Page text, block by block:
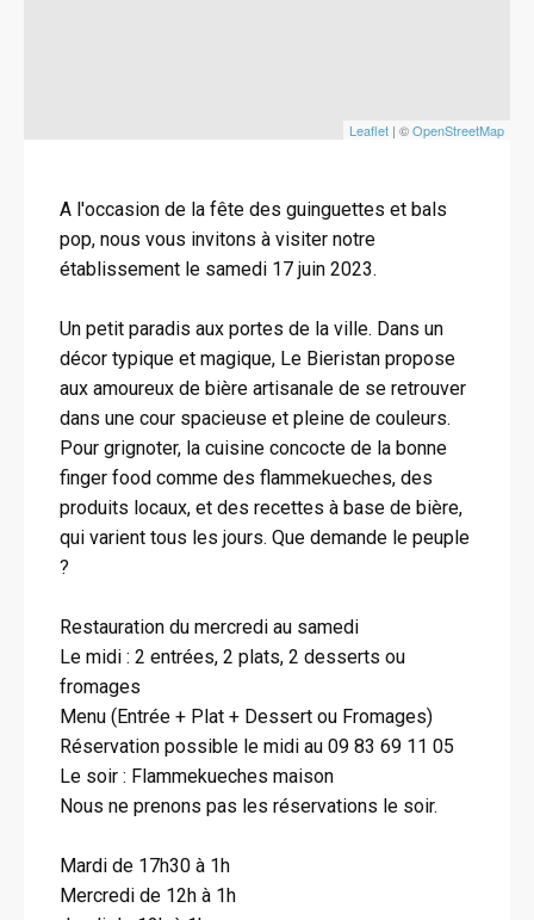
Leaflet | ©OpenStreetMap
A l'occasion de la fête des guinguettes et bals
pop, nous vous invitons à visiter notre
établissement le samedi 17 juin 2023.
Un petit paradis aux portes de la ville. Dans un
décor typique et magique, Le Bieristan propose
aux amoureux de bière artisanale de se retrouver
dans une cour spacieuse et pleine de couleurs.
Pour grignoter, la cuisine concocte de la bonne
finger food comme des flammekueches, des
produits locaux, et des recettes à base de bière,
qui varient tous les jours. Que demande le peuple
?
Restauration du mercredi au samedi
Le midi : 2 entrées, 2 plats, 2 desserts ou
fromages
Menu (Entrée + Plat + Dessert ou Fromages)
Réservation possible le midi au 09 83 69 11 05
Le soir : Flammekueches maison
Nous ne prenons pas les réservations le soir.
Mardi de 17h30 à 1h
Mercredi de 12h à 1h